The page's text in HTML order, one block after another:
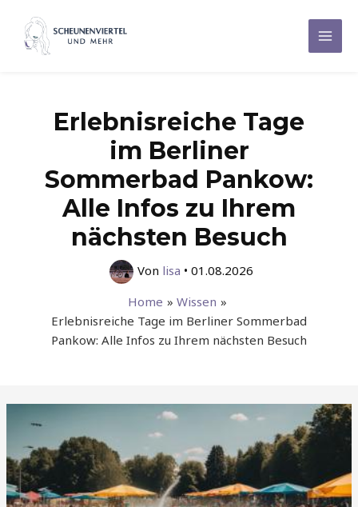
Inhalt
springen
Main
Erlebnisreiche Tage
im Berliner
Sommerbad Pankow:
Alle Infos zu Ihrem
nächsten Besuch
Von lisa • 01.08.2026
Home
Wissen
Erlebnisreiche Tage im Berliner Sommerbad
Pankow: Alle Infos zu Ihrem nächsten Besuch